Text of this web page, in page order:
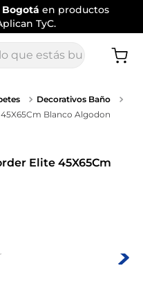
Bogotá en productos
TyC.
estás buscando
Decorativos Baño
Blanco Algodon
Elite 45X65Cm